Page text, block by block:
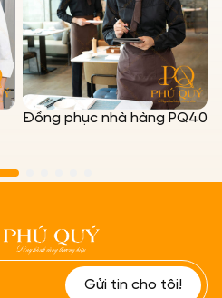
Đồng phục nhà hàng PQ40